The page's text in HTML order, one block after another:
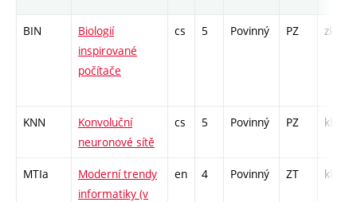
BIN
Biologií
inspirované
počítače
cs 5 Povinný PZ zk
KNN
Konvoluční
neuronové sítě
cs 5 Povinný PZ kl
MTIa
Moderní trendy
informatiky (v
en 4 Povinný ZT kl